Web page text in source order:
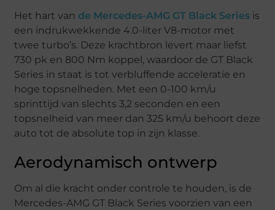
Het hart van de Mercedes-AMG GT Black Series is
een indrukwekkende 4.0-liter V8-motor met
twee turbo’s. Deze krachtbron levert maar liefst
730 pk en 800 Nm koppel, waardoor de GT Black
Series in staat is tot verbluffende acceleratie en
hoge topsnelheden. Met een 0-100 km/u
sprinttijd van slechts 3,2 seconden en een
topsnelheid van meer dan 325 km/u behoort deze
auto tot de absolute top in zijn klasse.
Aerodynamisch ontwerp
Om al die kracht onder controle te houden, is de
Mercedes-AMG GT Black Series voorzien van een